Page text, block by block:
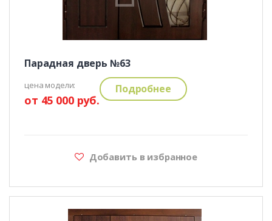
Парадная дверь №63
цена модели:
от 45 000 руб.
Подробнее
Добавить в избранное